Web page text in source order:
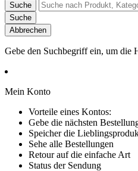
Suche
Suche
Abbrechen
Gebe den Suchbegriff ein, um die
Mein Konto
Vorteile eines Kontos:
Gebe die nächsten
Speicher die
Sehe alle Bestellungen
Retour auf die einfache Art
Status der Sendung